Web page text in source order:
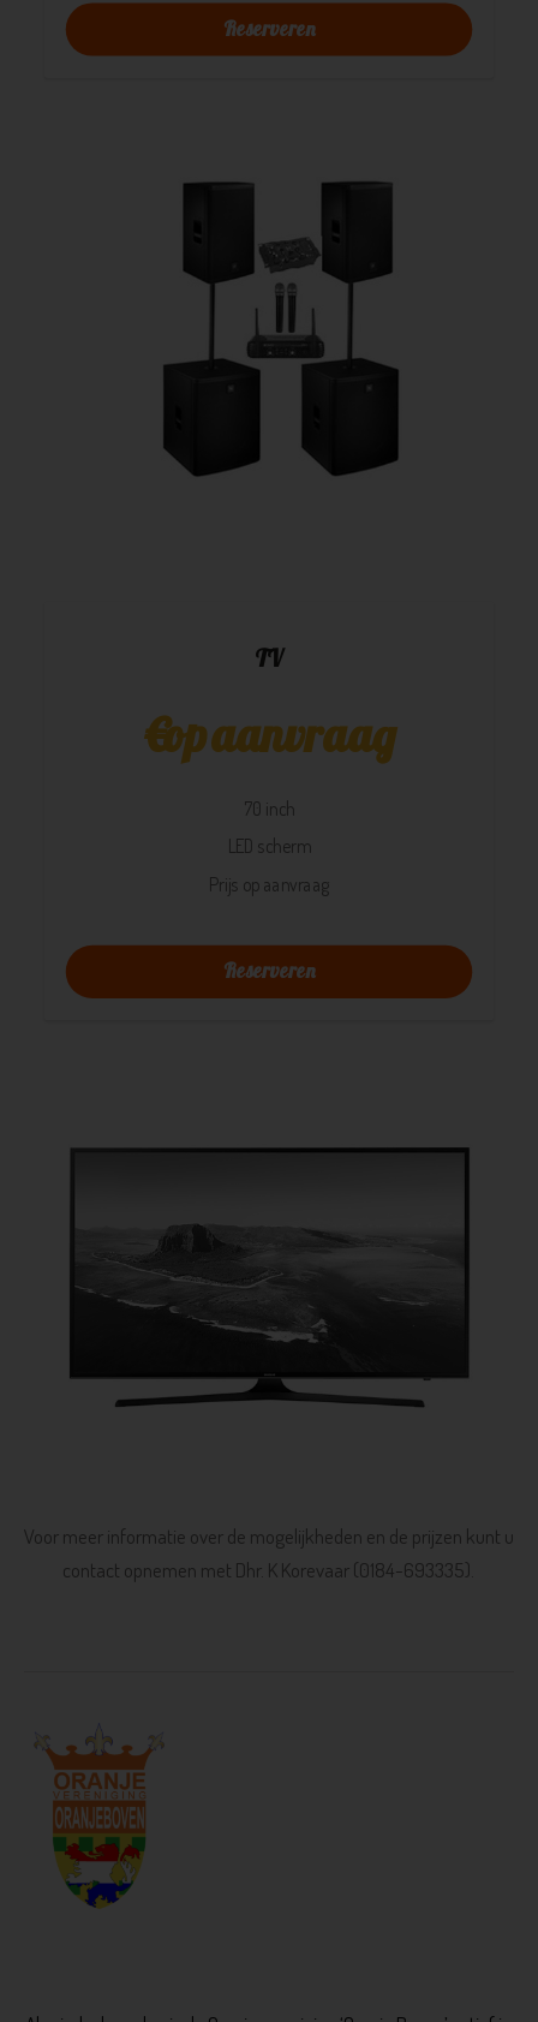
Reserveren
TV
€op aanvraag
70 inch
LED scherm
Prijs op aanvraag
Reserveren
Voor meer informatie over de mogelijkheden en de prijzen kunt u
contact opnemen met Dhr. K Korevaar (0184-693335).